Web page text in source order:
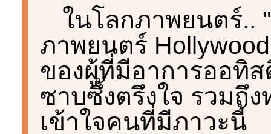
ในโลกภาพยนตร์..
ภาพยนตร์
ของผู้ที่มีอาการออทิ
ซาบซึ้งตรึงใจ รวมถึ
เข้าใจคนที่มีภาวะนี้